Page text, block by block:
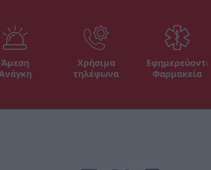
Άμεση
Χρήσιμα
τηλέφωνα
Εφημερεύοντα
Φαρμακεία